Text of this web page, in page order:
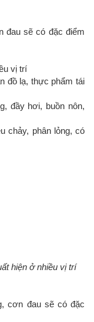
đau sẽ có đặc điểm
vị trí
đồ lạ, thực phẩm tái
đầy hơi, buồn nôn,
chảy, phân lỏng, có
hiện ở nhiều vị trí
cơn đau sẽ có đặc